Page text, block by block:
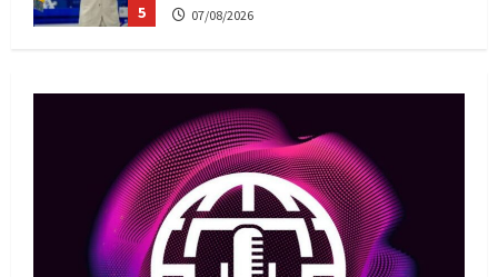
5 07/08/2026
1
менеджері Арман Әшімов жайлы
жағымсыз оқиғаны айтты
07/08/2026
Басты жаңалық Бокс
Махмұд пен Сәкен: Азия
ойындарына кім барады?